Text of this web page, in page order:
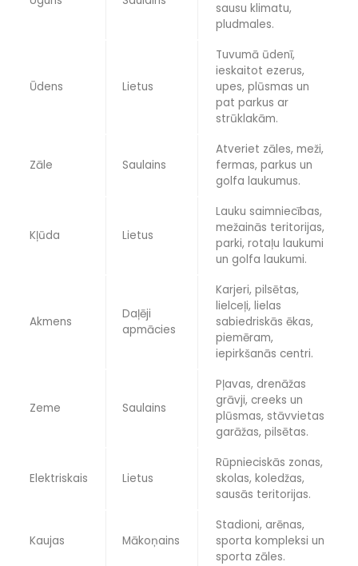
sausu klimatu,
pludmales.
Ūdens Lietus
Tuvumā ūdenī,
ieskaitot ezerus,
upes, plūsmas un
pat parkus ar
strūklakām.
Zāle Saulains
Atveriet zāles, meži,
fermas, parkus un
golfa laukumus.
Kļūda Lietus
Lauku saimniecības,
mežainās teritorijas,
parki, rotaļu laukumi
un golfa laukumi.
Akmens
Daļēji
apmācies
Karjeri, pilsētas,
lielceļi, lielas
sabiedriskās ēkas,
piemēram,
iepirkšanās centri.
Zeme Saulains
Pļavas, drenāžas
grāvji, creeks un
plūsmas, stāvvietas
garāžas, pilsētas.
Elektriskais Lietus
Rūpnieciskās zonas,
skolas, koledžas,
sausās teritorijas.
Kaujas Mākoņains
Stadioni, arēnas,
sporta kompleksi un
sporta zāles.